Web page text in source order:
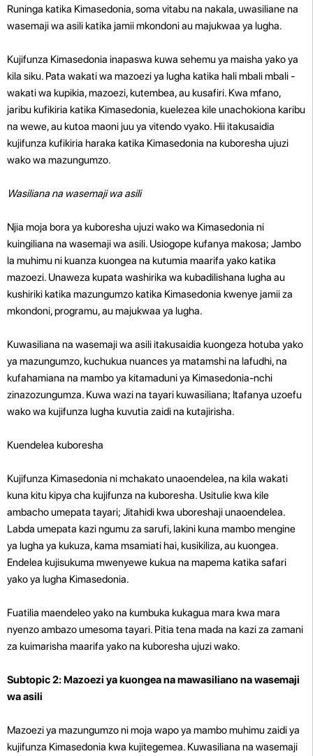
Runinga katika Kimasedonia, soma vitabu na nakala, uwasiliane na
wasemaji wa asili katika jamii mkondoni au majukwaa ya lugha.
Kujifunza Kimasedonia inapaswa kuwa sehemu ya maisha yako ya
kila siku. Pata wakati wa mazoezi ya lugha katika hali mbali mbali -
wakati wa kupikia, mazoezi, kutembea, au kusafiri. Kwa mfano,
jaribu kufikiria katika Kimasedonia, kuelezea kile unachokiona karibu
na wewe, au kutoa maoni juu ya vitendo vyako. Hii itakusaidia
kujifunza kufikiria haraka katika Kimasedonia na kuboresha ujuzi
wako wa mazungumzo.
Wasiliana na wasemaji wa asili
Njia moja bora ya kuboresha ujuzi wako wa Kimasedonia ni
kuingiliana na wasemaji wa asili. Usiogope kufanya makosa; Jambo
la muhimu ni kuanza kuongea na kutumia maarifa yako katika
mazoezi. Unaweza kupata washirika wa kubadilishana lugha au
kushiriki katika mazungumzo katika Kimasedonia kwenye jamii za
mkondoni, programu, au majukwaa ya lugha.
Kuwasiliana na wasemaji wa asili itakusaidia kuongeza hotuba yako
ya mazungumzo, kuchukua nuances ya matamshi na lafudhi, na
kufahamiana na mambo ya kitamaduni ya Kimasedonia-nchi
zinazozungumza. Kuwa wazi na tayari kuwasiliana; Itafanya uzoefu
wako wa kujifunza lugha kuvutia zaidi na kutajirisha.
Kuendelea kuboresha
Kujifunza Kimasedonia ni mchakato unaoendelea, na kila wakati
kuna kitu kipya cha kujifunza na kuboresha. Usitulie kwa kile
ambacho umepata tayari; Jitahidi kwa uboreshaji unaoendelea.
Labda umepata kazi ngumu za sarufi, lakini kuna mambo mengine
ya lugha ya kukuza, kama msamiati hai, kusikiliza, au kuongea.
Endelea kujisukuma mwenyewe kukua na mapema katika safari
yako ya lugha Kimasedonia.
Fuatilia maendeleo yako na kumbuka kukagua mara kwa mara
nyenzo ambazo umesoma tayari. Pitia tena mada na kazi za zamani
za kuimarisha maarifa yako na kuboresha ujuzi wako.
Subtopic 2: Mazoezi ya kuongea na mawasiliano na wasemaji
wa asili
Mazoezi ya mazungumzo ni moja wapo ya mambo muhimu zaidi ya
kujifunza Kimasedonia kwa kujitegemea. Kuwasiliana na wasemaji